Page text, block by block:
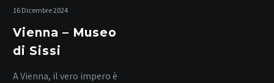
16 Dicembre 2024
Vienna – Museo
di Sissi
A Vienna, il vero impero è